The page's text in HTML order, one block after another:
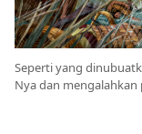
Seperti yang
Nya dan mengalahkan